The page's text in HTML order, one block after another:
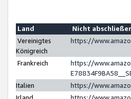
Land
Nicht
Vereinigtes
Königreich
https://
Frankreich
https://
Italien
https://
Irland
https://